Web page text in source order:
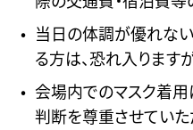
当日の体調が優れな
る方は、恐れ入ります
会場内でのマスク着
判断を尊重させていた